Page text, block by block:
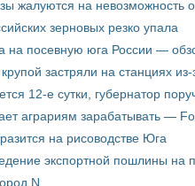
жалуются на невозможность
зерновых резко упала
на посевную юга России —
застряли на станциях
12-е сутки, губернатор
аграриям зарабатывать —
на рисоводстве Юга
экспортной пошлины на
N